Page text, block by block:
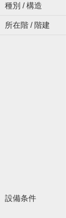
種別 / 構造
所在階 / 階建
設備条件